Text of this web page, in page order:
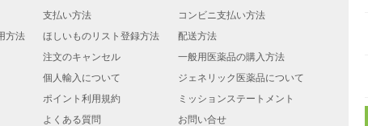
支払い方法
コンビニ支払い方法
方法 ほしいものリスト登録方法
配送方法
注文のキャンセル
一般用医薬品の購入方法
個人輸入について
ジェネリック医薬品について
ポイント利用規約
ミッションステートメント
よくある質問 お問い合せ